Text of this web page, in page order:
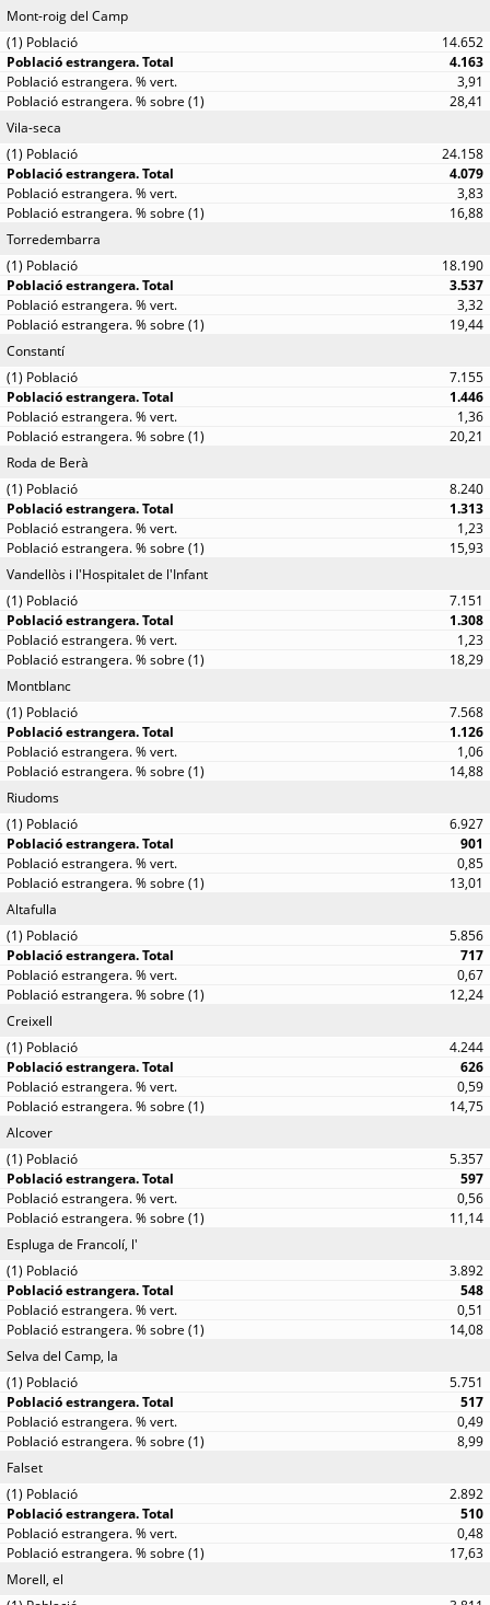
Mont-roig del Camp
14.652
4.163
3,91
28,41
Vila-seca
24.158
4.079
3,83
16,88
Torredembarra
18.190
3.537
3,32
19,44
Constantí
7.155
1.446
1,36
20,21
Roda de Berà
8.240
1.313
1,23
15,93
Vandellòs i l'Hospitalet de l'Infant
7.151
1.308
1,23
18,29
Montblanc
7.568
1.126
1,06
14,88
Riudoms
6.927
901
0,85
13,01
Altafulla
5.856
717
0,67
12,24
Creixell
4.244
626
0,59
14,75
Alcover
5.357
597
0,56
11,14
Espluga de Francolí, l'
3.892
548
0,51
14,08
Selva del Camp, la
5.751
517
0,49
8,99
Falset
2.892
510
0,48
17,63
Morell, el